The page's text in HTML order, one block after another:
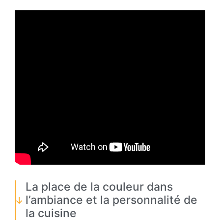
La place de la couleur dans
l’ambiance et la personnalité de
la cuisine